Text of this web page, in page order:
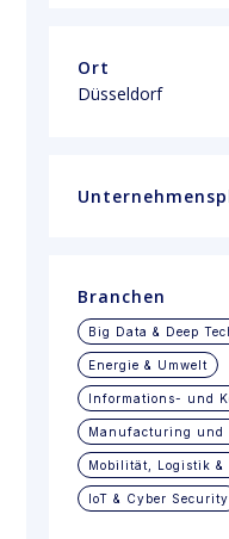
Ort
Düsseldorf
Branchen
Big Data & Deep
Energie & Umwelt
Informations- und
Manufacturing und
Mobilität, Logistik
loT & Cyber Security